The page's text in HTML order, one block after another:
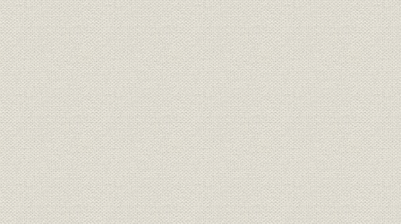
設備
明電舎の誕生と「モートルの明
電」 1897●明治30年→大正5年
●1916
大正3年
年)